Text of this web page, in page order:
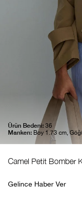
Ürün Bedeni: 36
Manken: Boy 1.73 cm,
Camel Petit Bomber
Gelince Haber Ver